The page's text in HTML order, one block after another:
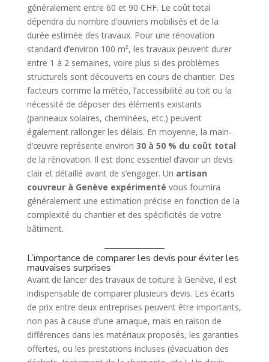
généralement entre 60 et 90 CHF. Le coût total
dépendra du nombre d’ouvriers mobilisés et de la
durée estimée des travaux. Pour une rénovation
standard d’environ 100 m², les travaux peuvent durer
entre 1 à 2 semaines, voire plus si des problèmes
structurels sont découverts en cours de chantier. Des
facteurs comme la météo, l’accessibilité au toit ou la
nécessité de déposer des éléments existants
(panneaux solaires, cheminées, etc.) peuvent
également rallonger les délais. En moyenne, la main-
d’œuvre représente environ 30 à 50 % du coût total
de la rénovation. Il est donc essentiel d’avoir un devis
clair et détaillé avant de s’engager. Un artisan
couvreur à Genève expérimenté vous fournira
généralement une estimation précise en fonction de la
complexité du chantier et des spécificités de votre
bâtiment.
L’importance de comparer les devis pour éviter les
mauvaises surprises
Avant de lancer des travaux de toiture à Genève, il est
indispensable de comparer plusieurs devis. Les écarts
de prix entre deux entreprises peuvent être importants,
non pas à cause d’une arnaque, mais en raison de
différences dans les matériaux proposés, les garanties
offertes, ou les prestations incluses (évacuation des